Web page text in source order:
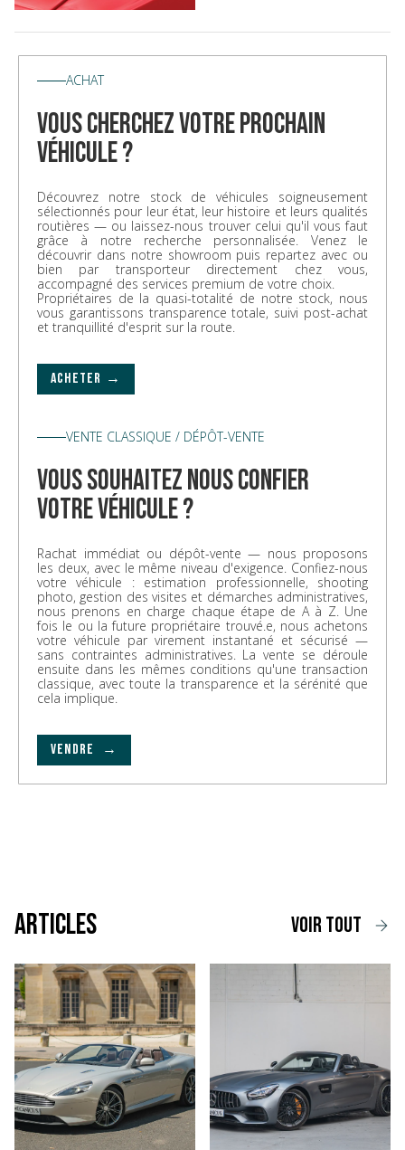
ACHAT
vous cherchez votre prochain
véhicule ?
Découvrez notre stock de véhicules soigneusement
sélectionnés pour leur état, leur histoire et leurs qualités
routières — ou laissez-nous trouver celui qu'il vous faut
grâce à notre recherche personnalisée. Venez le
découvrir dans notre showroom puis repartez avec ou
bien par transporteur directement chez vous,
accompagné des services premium de votre choix.
Propriétaires de la quasi-totalité de notre stock, nous
vous garantissons transparence totale, suivi post-achat
et tranquillité d'esprit sur la route.
ACHETER →
VENTE CLASSIQUE / DÉPÔT-VENTE
vous souhaitez nous confier
votre véhicule ?
Rachat immédiat ou dépôt-vente — nous proposons
les deux, avec le même niveau d'exigence. Confiez-nous
votre véhicule : estimation professionnelle, shooting
photo, gestion des visites et démarches administratives,
nous prenons en charge chaque étape de A à Z. Une
fois le ou la future propriétaire trouvé.e, nous achetons
votre véhicule par virement instantané et sécurisé —
sans contraintes administratives. La vente se déroule
ensuite dans les mêmes conditions qu'une transaction
classique, avec toute la transparence et la sérénité que
cela implique.
VENDRE →
voir tout
Articles